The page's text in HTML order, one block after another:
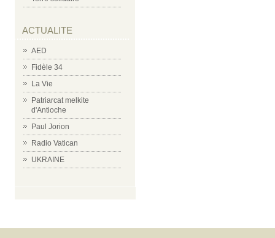
ACTUALITE
AED
Fidèle 34
La Vie
Patriarcat melkite
d'Antioche
Paul Jorion
Radio Vatican
UKRAINE